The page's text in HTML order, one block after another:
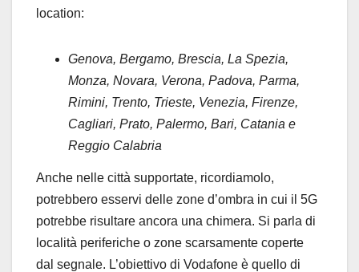
location:
Genova, Bergamo, Brescia, La Spezia,
Monza, Novara, Verona, Padova, Parma,
Rimini, Trento, Trieste, Venezia, Firenze,
Cagliari, Prato, Palermo, Bari, Catania e
Reggio Calabria
Anche nelle città supportate, ricordiamolo,
potrebbero esservi delle zone d’ombra in cui il 5G
potrebbe risultare ancora una chimera. Si parla di
località periferiche o zone scarsamente coperte
dal segnale. L’obiettivo di Vodafone è quello di